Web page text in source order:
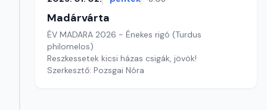
Madárvárta
ÉV MADARA 2026 - Énekes rigó (Turdus
philomelos)
Reszkessetek kicsi házas csigák, jövök!
Szerkesztő: Pozsgai Nóra